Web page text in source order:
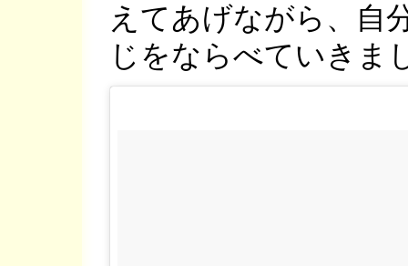
えてあげながら、自
じをならべていきま